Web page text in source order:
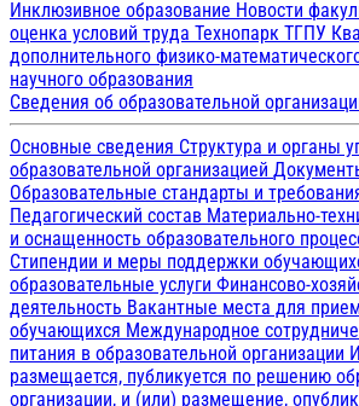
Инклюзивное образование Новости
оценка условий труда Технопарк ТГПУ
дополнительного физико-
научного образования
Сведения об образовательной
Основные сведения Структура и органы
образовательной организацией
Образовательные стандарты и
Педагогический состав Материально-
и оснащенность образовательного
Стипендии и меры поддержки
образовательные услуги Финансово-
деятельность Вакантные места для
обучающихся Международное
питания в образовательной организации
размещается, публикуется по решению
организации, и (или) размещение,